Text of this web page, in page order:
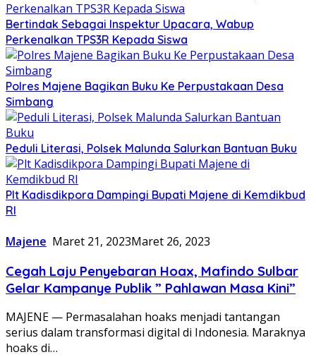
Bertindak Sebagai Inspektur Upacara, Wabup
Perkenalkan TPS3R Kepada Siswa
Polres Majene Bagikan Buku Ke Perpustakaan Desa
Simbang
Peduli Literasi, Polsek Malunda Salurkan Bantuan Buku
Plt Kadisdikpora Dampingi Bupati Majene di Kemdikbud
RI
Majene Maret 21, 2023Maret 26, 2023
Cegah Laju Penyebaran Hoax, Mafindo Sulbar
Gelar Kampanye Publik ” Pahlawan Masa Kini”
MAJENE — Permasalahan hoaks menjadi tantangan
serius dalam transformasi digital di Indonesia. Maraknya
hoaks di…